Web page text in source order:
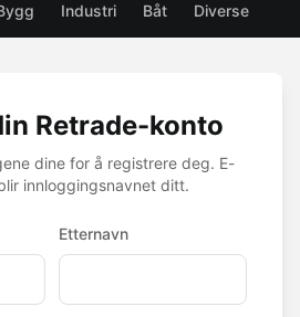
Industri Båt Diverse
Retrade-konto
dine for å registrere deg. E-
innloggingsnavnet ditt.
Etternavn